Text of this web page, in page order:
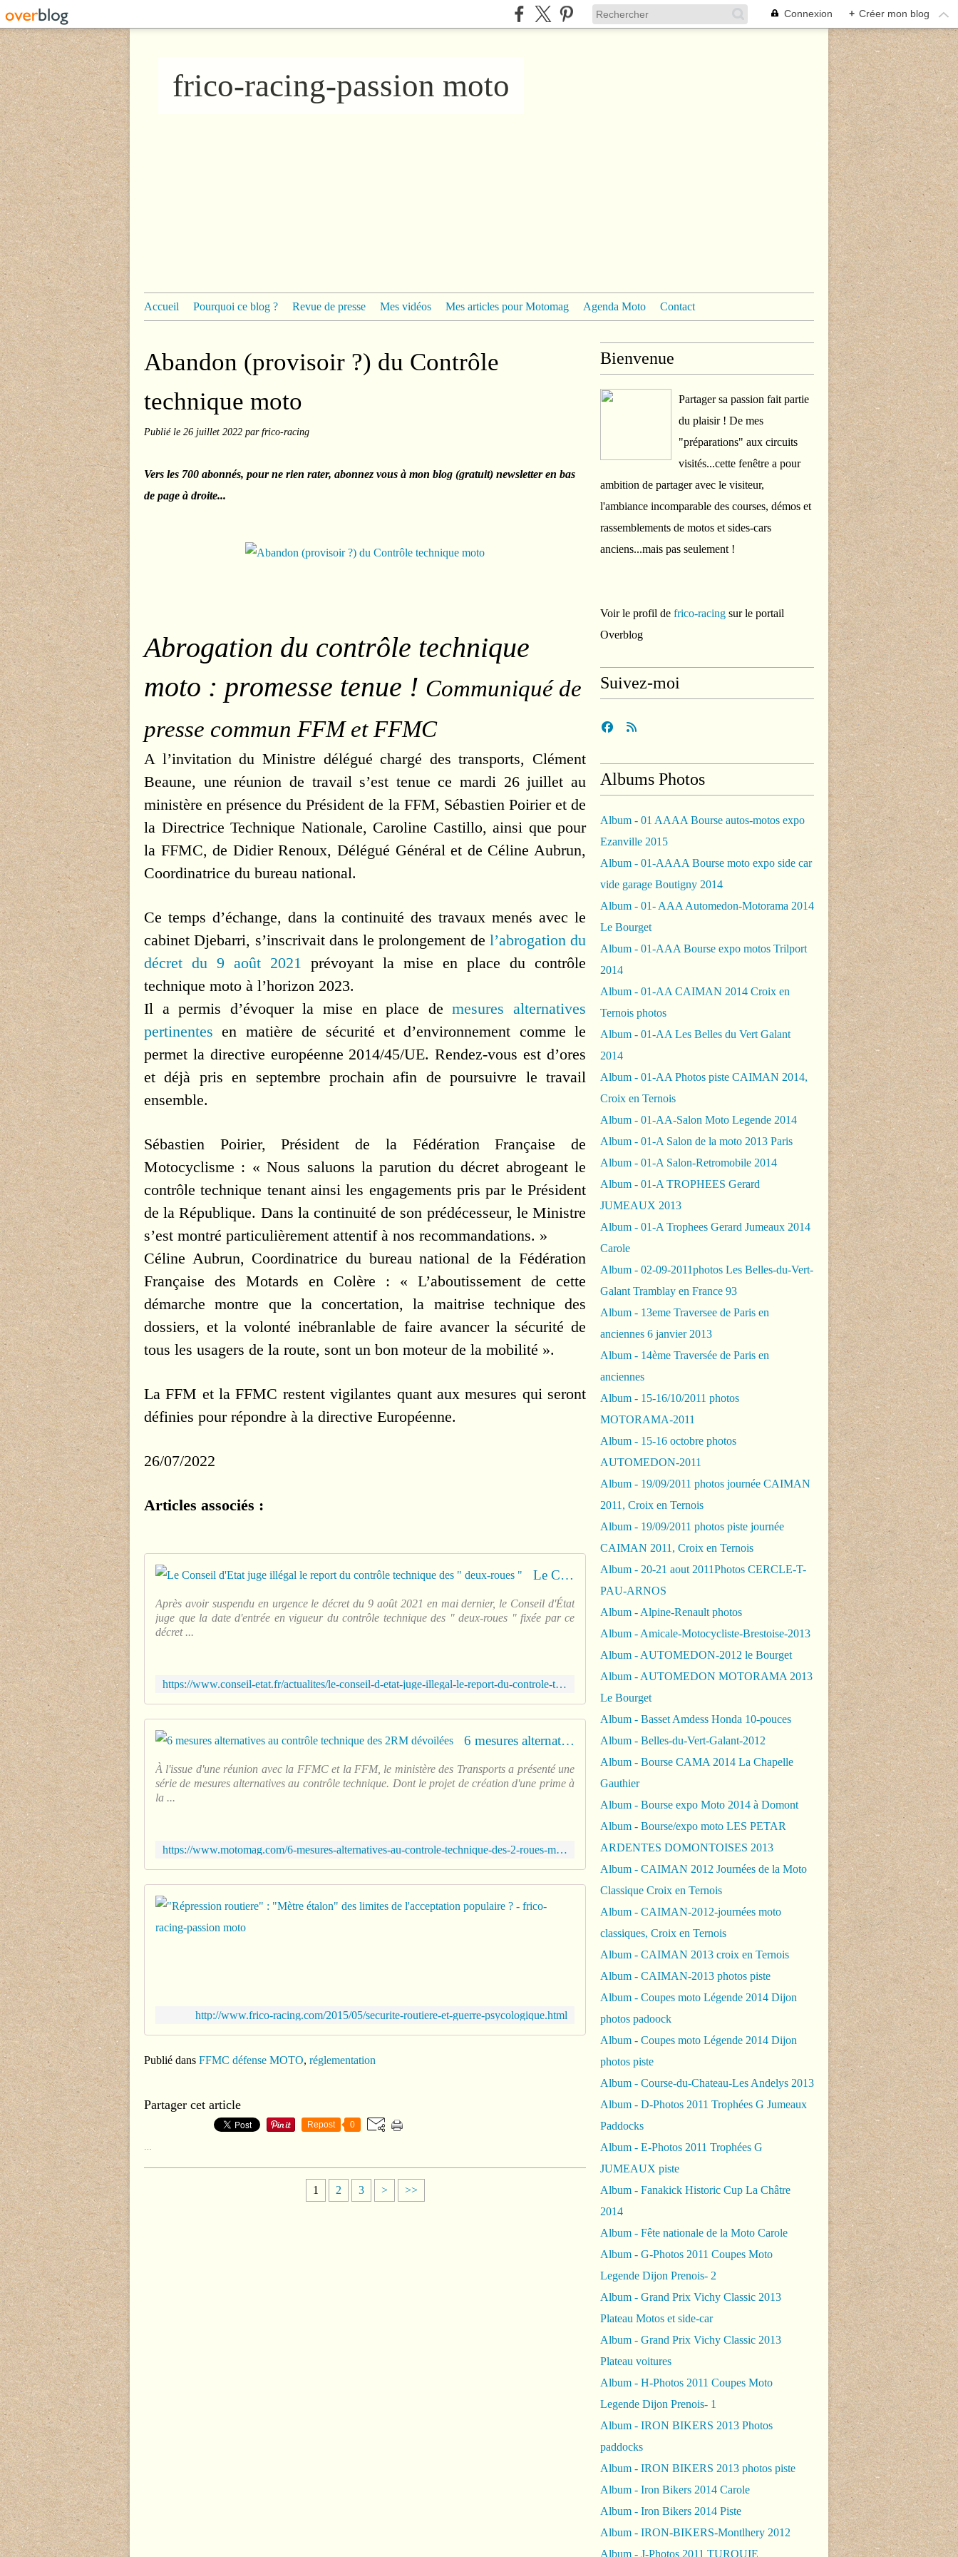
Connexion + Créer mon blog
frico-racing-passion moto
Accueil Pourquoi ce blog ? Revue de presse Mes vidéos Mes articles pour Motomag Agenda Moto Contact
Abandon (provisoir ?) du Contrôle
technique moto
Publié le 26 juillet 2022 par frico-racing
Vers les 700 abonnés, pour ne rien rater, abonnez vous à mon blog (gratuit) newsletter en bas
de page à droite...
Abrogation du contrôle technique
moto : promesse tenue ! Communiqué de
presse commun FFM et FFMC
A l’invitation du Ministre délégué chargé des transports, Clément
Beaune, une réunion de travail s’est tenue ce mardi 26 juillet au
ministère en présence du Président de la FFM, Sébastien Poirier et de
la Directrice Technique Nationale, Caroline Castillo, ainsi que pour
la FFMC, de Didier Renoux, Délégué Général et de Céline Aubrun,
Coordinatrice du bureau national.
Ce temps d’échange, dans la continuité des travaux menés avec le
cabinet Djebarri, s’inscrivait dans le prolongement de l’abrogation du
décret du 9 août 2021 prévoyant la mise en place du contrôle
technique moto à l’horizon 2023.
Il a permis d’évoquer la mise en place demesures alternatives
pertinentes en matière de sécurité et d’environnement comme le
permet la directive européenne 2014/45/UE. Rendez-vous est d’ores
et déjà pris en septembre prochain afin de poursuivre le travail
ensemble.
Sébastien Poirier, Président de la Fédération Française de
Motocyclisme : « Nous saluons la parution du décret abrogeant le
contrôle technique tenant ainsi les engagements pris par le Président
de la République. Dans la continuité de son prédécesseur, le Ministre
s’est montré particulièrement attentif à nos recommandations. »
Céline Aubrun, Coordinatrice du bureau national de la Fédération
Française des Motards en Colère : « L’aboutissement de cette
démarche montre que la concertation, la maitrise technique des
dossiers, et la volonté inébranlable de faire avancer la sécurité de
tous les usagers de la route, sont un bon moteur de la mobilité ».
La FFM et la FFMC restent vigilantes quant aux mesures qui seront
définies pour répondre à la directive Européenne.
26/07/2022
Articles associés :
Le Conseil d'Etat juge illégal le report du contrôle technique des " deux-roues "
Après avoir suspendu en urgence le décret du 9 août 2021 en mai dernier, le Conseil d'État
juge que la date d'entrée en vigueur du contrôle technique des " deux-roues " fixée par ce
décret ...
https://www.conseil-etat.fr/actualites/le-conseil-d-etat-juge-illegal-le-report-du-controle-technique-des-deux-roues
6 mesures alternatives au contrôle technique des 2RM dévoilées
À l'issue d'une réunion avec la FFMC et la FFM, le ministère des Transports a présenté une
série de mesures alternatives au contrôle technique. Dont le projet de création d'une prime à
la ...
https://www.motomag.com/6-mesures-alternatives-au-controle-technique-des-2-roues-motorises-ont-ete-devoilees.html
"Répression routiere" : "Mètre étalon" des limites de l'acceptation
5
http://www.frico-racing.com/2015/05/securite-routiere-et-guerre-psycologique.html
Publié dans FFMC défense MOTO, réglementation
Partager cet article
Repost 0
1 2 3 > >>
Bienvenue
Partager sa passion fait partie
du plaisir ! De mes
"préparations" aux circuits
visités...cette fenêtre a pour
ambition de partager avec le visiteur,
l'ambiance incomparable des courses, démos et
rassemblements de motos et sides-cars
anciens...mais pas seulement !
Voir le profil de frico-racing sur le portail
Overblog
Suivez-moi
Albums Photos
Album - 01 AAAA Bourse autos-motos expo
Ezanville 2015
Album - 01-AAAA Bourse moto expo side car
vide garage Boutigny 2014
Album - 01- AAA Automedon-Motorama 2014
Le Bourget
Album - 01-AAA Bourse expo motos Trilport
2014
Album - 01-AA CAIMAN 2014 Croix en
Ternois photos
Album - 01-AA Les Belles du Vert Galant
2014
Album - 01-AA Photos piste CAIMAN 2014,
Croix en Ternois
Album - 01-AA-Salon Moto Legende 2014
Album - 01-A Salon de la moto 2013 Paris
Album - 01-A Salon-Retromobile 2014
Album - 01-A TROPHEES Gerard
JUMEAUX 2013
Album - 01-A Trophees Gerard Jumeaux 2014
Carole
Album - 02-09-2011photos Les Belles-du-Vert-
Galant Tramblay en France 93
Album - 13eme Traversee de Paris en
anciennes 6 janvier 2013
Album - 14ème Traversée de Paris en
anciennes
Album - 15-16/10/2011 photos
MOTORAMA-2011
Album - 15-16 octobre photos
AUTOMEDON-2011
Album - 19/09/2011 photos journée CAIMAN
2011, Croix en Ternois
Album - 19/09/2011 photos piste journée
CAIMAN 2011, Croix en Ternois
Album - 20-21 aout 2011Photos CERCLE-T-
PAU-ARNOS
Album - Alpine-Renault photos
Album - Amicale-Motocycliste-Brestoise-2013
Album - AUTOMEDON-2012 le Bourget
Album - AUTOMEDON MOTORAMA 2013
Le Bourget
Album - Basset Amdess Honda 10-pouces
Album - Belles-du-Vert-Galant-2012
Album - Bourse CAMA 2014 La Chapelle
Gauthier
Album - Bourse expo Moto 2014 à Domont
Album - Bourse/expo moto LES PETAR
ARDENTES DOMONTOISES 2013
Album - CAIMAN 2012 Journées de la Moto
Classique Croix en Ternois
Album - CAIMAN-2012-journées moto
classiques, Croix en Ternois
Album - CAIMAN 2013 croix en Ternois
Album - CAIMAN-2013 photos piste
Album - Coupes moto Légende 2014 Dijon
photos padoock
Album - Coupes moto Légende 2014 Dijon
photos piste
Album - Course-du-Chateau-Les Andelys 2013
Album - D-Photos 2011 Trophées G Jumeaux
Paddocks
Album - E-Photos 2011 Trophées G
JUMEAUX piste
Album - Fanakick Historic Cup La Châtre
2014
Album - Fête nationale de la Moto Carole
Album - G-Photos 2011 Coupes Moto
Legende Dijon Prenois- 2
Album - Grand Prix Vichy Classic 2013
Plateau Motos et side-car
Album - Grand Prix Vichy Classic 2013
Plateau voitures
Album - H-Photos 2011 Coupes Moto
Legende Dijon Prenois- 1
Album - IRON BIKERS 2013 Photos
paddocks
Album - IRON BIKERS 2013 photos piste
Album - Iron Bikers 2014 Carole
Album - Iron Bikers 2014 Piste
Album - IRON-BIKERS-Montlhery 2012
Album - J-Photos 2011 TURQUIE